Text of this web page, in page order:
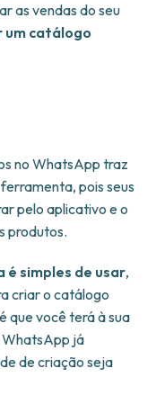
as vendas do seu
um catálogo
no WhatsApp traz
pois seus
pelo aplicativo e o
produtos.
simples de usar,
criar o catálogo
que você terá à sua
WhatsApp já
de criação seja